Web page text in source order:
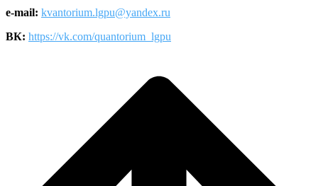
e-mail: kvantorium.lgpu@yandex.ru
ВК: https://vk.com/quantorium_lgpu